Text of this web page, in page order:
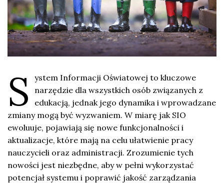
S
ystem Informacji Oświatowej to kluczowe
narzędzie dla wszystkich osób związanych z
edukacją, jednak jego dynamika i wprowadzane
zmiany mogą być wyzwaniem. W miarę jak SIO
ewoluuje, pojawiają się nowe funkcjonalności i
aktualizacje, które mają na celu ułatwienie pracy
nauczycieli oraz administracji. Zrozumienie tych
nowości jest niezbędne, aby w pełni wykorzystać
potencjał systemu i poprawić jakość zarządzania